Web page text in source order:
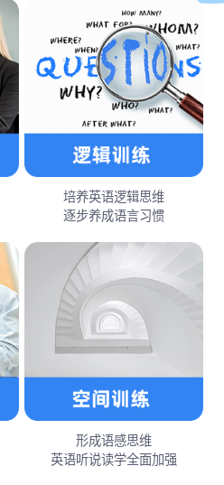
培养英语逻辑思维
逐步养成语言习惯
形成语感思维
英语听说读学全面加强